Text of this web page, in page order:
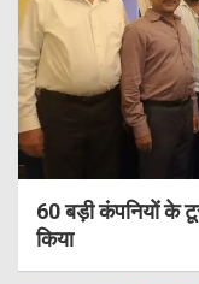
60 बड़ी कंपनियों के
किया